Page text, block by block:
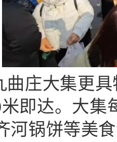
曲庄大集更
即达。大
河锅饼等美